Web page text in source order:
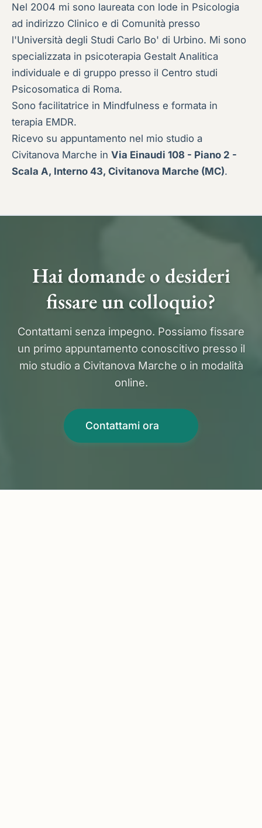
Nel 2004 mi sono laureata con lode in Psicologia
ad indirizzo Clinico e di Comunità presso
l'Università degli Studi Carlo Bo' di Urbino. Mi sono
specializzata in psicoterapia Gestalt Analitica
individuale e di gruppo presso il Centro studi
Psicosomatica di Roma.
Sono facilitatrice in Mindfulness e formata in
terapia EMDR.
Ricevo su appuntamento nel mio studio a
Civitanova Marche in Via Einaudi 108 - Piano 2 -
Scala A, Interno 43, Civitanova Marche (MC).
Hai domande o desideri
fissare un colloquio?
Contattami senza impegno. Possiamo fissare
un primo appuntamento conoscitivo presso il
mio studio a Civitanova Marche o in modalità
online.
Contattami ora